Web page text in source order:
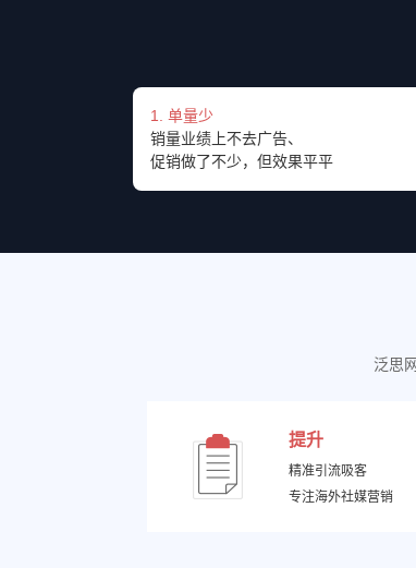
1. 单量少
销量业绩上不去广告、
促销做了不少，但效果平平
泛思
提升
精准引流吸客
专注海外社媒营销